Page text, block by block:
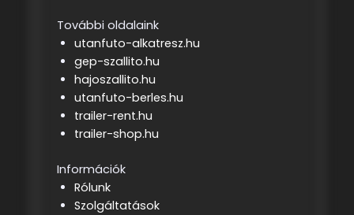
További oldalaink
utanfuto-alkatresz.hu
gep-szallito.hu
hajoszallito.hu
utanfuto-berles.hu
trailer-rent.hu
trailer-shop.hu
Információk
Rólunk
Szolgáltatások